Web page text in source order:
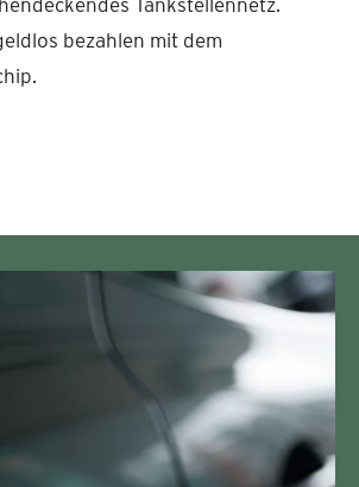
bezahlen mit dem